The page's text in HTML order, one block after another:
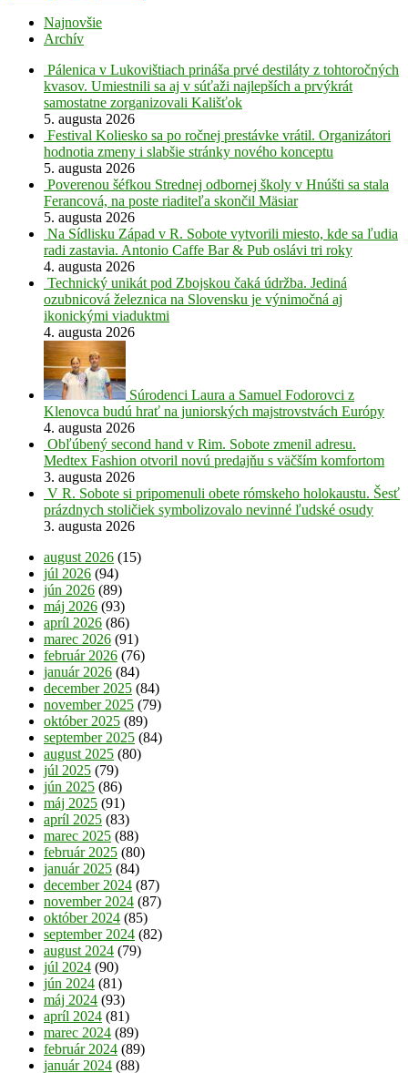
Najnovšie
Archív
Pálenica v Lukovištiach prináša prvé destiláty z tohtoročných
kvasov. Umiestnili sa aj v súťaži najlepších a prvýkrát
samostatne zorganizovali Kališťok
5. augusta 2026
Festival Koliesko sa po ročnej prestávke vrátil. Organizátori
hodnotia zmeny i slabšie stránky nového konceptu
5. augusta 2026
Poverenou šéfkou Strednej odbornej školy v Hnúšti sa stala
Ferancová, na poste riaditeľa skončil Mäsiar
5. augusta 2026
Na Sídlisku Západ v R. Sobote vytvorili miesto, kde sa ľudia
radi zastavia. Antonio Caffe Bar & Pub oslávi tri roky
4. augusta 2026
Technický unikát pod Zbojskou čaká údržba. Jediná
ozubnicová železnica na Slovensku je výnimočná aj
ikonickými viaduktmi
4. augusta 2026
Súrodenci Laura a Samuel Fodorovci z
Klenovca budú hrať na juniorských majstrovstvách Európy
4. augusta 2026
Obľúbený second hand v Rim. Sobote zmenil adresu.
Medtex Fashion otvoril novú predajňu s väčším komfortom
3. augusta 2026
V R. Sobote si pripomenuli obete rómskeho holokaustu. Šesť
prázdnych stoličiek symbolizovalo nevinné ľudské osudy
3. augusta 2026
august 2026 (15)
júl 2026 (94)
jún 2026 (89)
máj 2026 (93)
apríl 2026 (86)
marec 2026 (91)
február 2026 (76)
január 2026 (84)
december 2025 (84)
november 2025 (79)
október 2025 (89)
september 2025 (84)
august 2025 (80)
júl 2025 (79)
jún 2025 (86)
máj 2025 (91)
apríl 2025 (83)
marec 2025 (88)
február 2025 (80)
január 2025 (84)
december 2024 (87)
november 2024 (87)
október 2024 (85)
september 2024 (82)
august 2024 (79)
júl 2024 (90)
jún 2024 (81)
máj 2024 (93)
apríl 2024 (81)
marec 2024 (89)
február 2024 (89)
január 2024 (88)